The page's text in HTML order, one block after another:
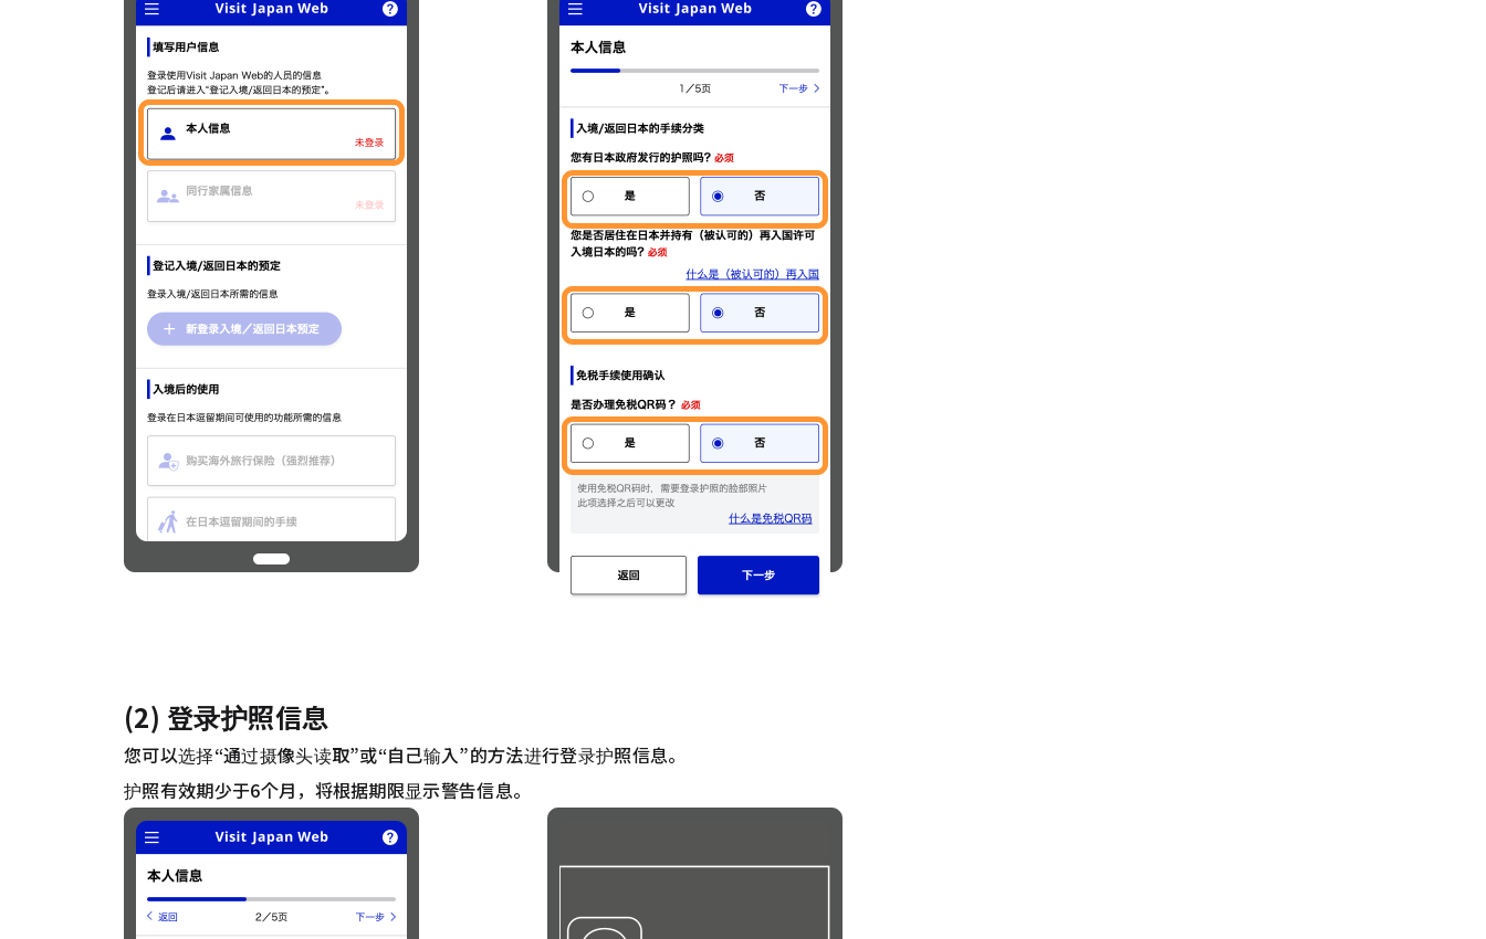
(2) 登录护照信息
您可以选择“通过摄像头读取”或“自己输入”的方法进行登录护照信息。
护照有效期少于6个月，将根据期限显示警告信息。